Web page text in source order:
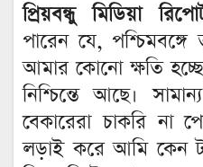
প্রিয়বন্ধু মিডিয়া
পারেন যে,
আমার কোনো ক্ষতি
নিশ্চিন্তে আছে।
বেকারেরা চাকরি না
লড়াই করে আমি কেন